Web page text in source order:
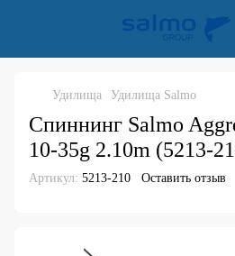
Удилища Удилища Salmo
Спиннинг Salmo
10-35g 2.10m (5213-
Артикул: 5213-210 Оставить отзыв